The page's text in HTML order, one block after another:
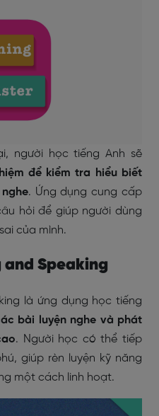
người học tiếng Anh sẽ
để kiểm tra hiểu biết
. Ứng dụng cung cấp
hỏi để giúp người dùng
của mình.
and Speaking
là ứng dụng học tiếng
bài luyện nghe và phát
. Người học có thể tiếp
giúp rèn luyện kỹ năng
một cách linh hoạt.